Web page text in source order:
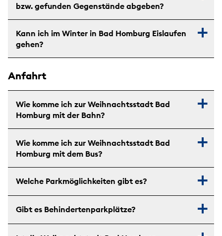
bzw. gefunden Gegenstände abgeben?
Kann ich im Winter in Bad Homburg Eislaufen
gehen?
Anfahrt
Wie komme ich zur Weihnachtsstadt Bad
Homburg mit der Bahn?
Wie komme ich zur Weihnachtsstadt Bad
Homburg mit dem Bus?
Welche Parkmöglichkeiten gibt es?
Gibt es Behindertenparkplätze?